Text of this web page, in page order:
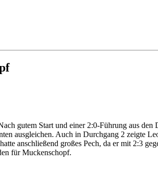
gutem Start und einer 2:0-Führung aus
ausgleichen. Auch in Durchgang 2 zeigte
anschließend großes Pech, da er mit 2:3
für Muckenschopf.